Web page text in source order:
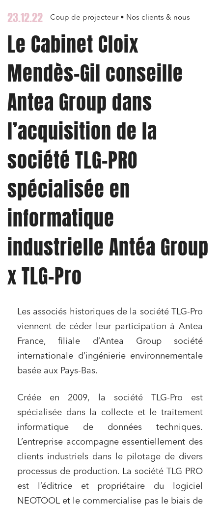
23.12.22 Coup de projecteur • Nos clients & nous
Le Cabinet Cloix
Mendès-Gil conseille
Antea Group dans
l’acquisition de la
société TLG-PRO
spécialisée en
informatique
industrielle Antéa Group
x TLG-Pro
Les associés historiques de la société TLG-Pro
viennent de céder leur participation à Antea
France, filiale d’Antea Group société
internationale d’ingénierie environnementale
basée aux Pays-Bas.
Créée en 2009, la société TLG-Pro est
spécialisée dans la collecte et le traitement
informatique de données techniques.
L’entreprise accompagne essentiellement des
clients industriels dans le pilotage de divers
processus de production. La société TLG PRO
est l’éditrice et propriétaire du logiciel
NEOTOOL et le commercialise pas le biais de